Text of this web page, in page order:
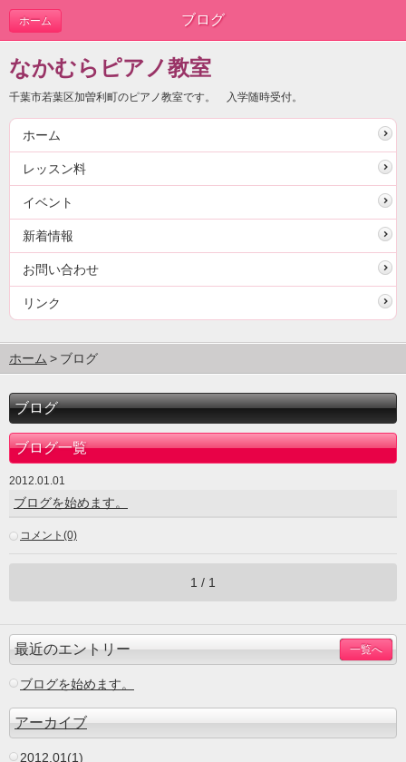
ブログ
ホーム
なかむらピアノ教室
千葉市若葉区加曽利町のピアノ教室です。 入学随時受付。
ホーム
レッスン料
イベント
新着情報
お問い合わせ
リンク
ホーム ブログ
ブログ
ブログ一覧
2012.01.01
ブログを始めます。
コメント(0)
1 / 1
最近のエントリー 一覧へ
ブログを始めます。
アーカイブ
2012.01(1)